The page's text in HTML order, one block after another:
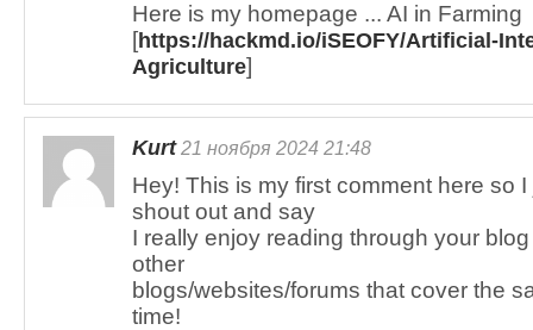
Here is my homepage ... AI in Farming
[https://hackmd.io/iSEOFY/Artificial-
Agriculture]
Kurt21 ноября 2024 21:48
Hey! This is my first comment here so
shout out and say
I really enjoy reading through your
other
blogs/websites/forums that cover the
time!